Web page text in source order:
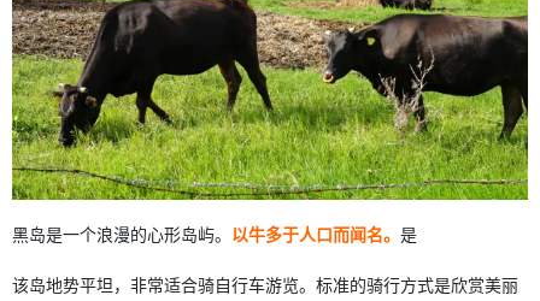
黑岛是一个浪漫的心形岛屿。 以牛多于人口而闻名。 是
该岛地势平坦，非常适合骑自行车游览。标准的骑行方式是欣赏美丽